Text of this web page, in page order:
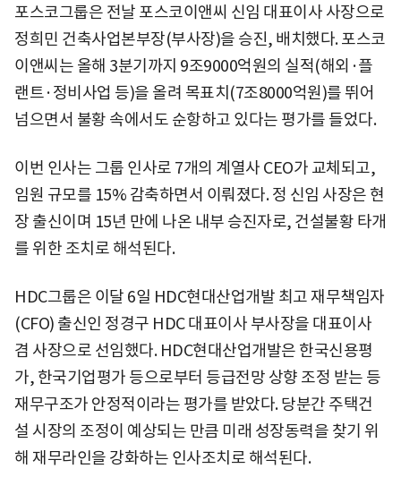
포스코그룹은 전날 포스코이앤씨 신임 대표이사 사장으로
정희민 건축사업본부장(부사장)을 승진, 배치했다. 포스코
이앤씨는 올해 3분기까지 9조9000억원의 실적(해외·플
랜트·정비사업 등)을 올려 목표치(7조8000억원)를 뛰어
넘으면서 불황 속에서도 순항하고 있다는 평가를 들었다.
이번 인사는 그룹 인사로 7개의 계열사 CEO가 교체되고,
임원 규모를 15% 감축하면서 이뤄졌다. 정 신임 사장은 현
장 출신이며 15년 만에 나온 내부 승진자로, 건설불황 타개
를 위한 조치로 해석된다.
HDC그룹은 이달 6일 HDC현대산업개발 최고 재무책임자
(CFO) 출신인 정경구 HDC 대표이사 부사장을 대표이사
겸 사장으로 선임했다. HDC현대산업개발은 한국신용평
가, 한국기업평가 등으로부터 등급전망 상향 조정 받는 등
재무구조가 안정적이라는 평가를 받았다. 당분간 주택건
설 시장의 조정이 예상되는 만큼 미래 성장동력을 찾기 위
해 재무라인을 강화하는 인사조치로 해석된다.